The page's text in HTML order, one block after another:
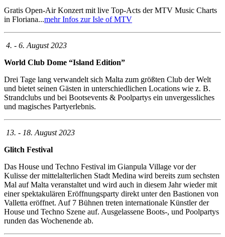
Gratis Open-Air Konzert mit live Top-Acts der MTV Music Charts
in Floriana...mehr Infos zur Isle of MTV
4. - 6. August 2023
World Club Dome “Island Edition”
Drei Tage lang verwandelt sich Malta zum größten Club der Welt
und bietet seinen Gästen in unterschiedlichen Locations wie z. B.
Strandclubs und bei Bootsevents & Poolpartys ein unvergessliches
und magisches Partyerlebnis.
13. - 18. August 2023
Glitch Festival
Das House und Techno Festival im Gianpula Village vor der
Kulisse der mittelalterlichen Stadt Medina wird bereits zum sechsten
Mal auf Malta veranstaltet und wird auch in diesem Jahr wieder mit
einer spektakulären Eröffnungsparty direkt unter den Bastionen von
Valletta eröffnet. Auf 7 Bühnen treten internationale Künstler der
House und Techno Szene auf. Ausgelassene Boots-, und Poolpartys
runden das Wochenende ab.